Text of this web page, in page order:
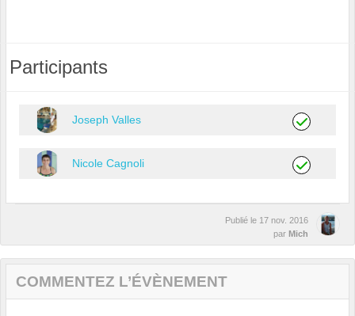
Participants
Joseph Valles
Nicole Cagnoli
Publié le 17 nov. 2016
par Mich
COMMENTEZ L’ÉVÈNEMENT